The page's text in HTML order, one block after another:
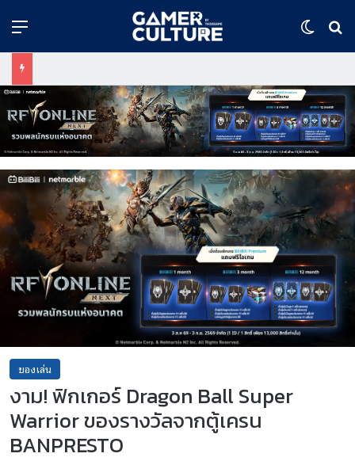
Menu
ของเล่น
งาม! ฟิกเกอร์ Dragon Ball Super
Warrior ของรางวัลจากตู้เครน
BANPRESTO